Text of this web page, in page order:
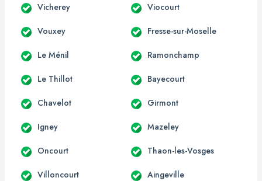
Vicherey Viocourt
Vouxey Fresse-sur-Moselle
Le Ménil Ramonchamp
Le Thillot Bayecourt
Chavelot Girmont
Igney Mazeley
Oncourt Thaon-les-Vosges
Villoncourt Aingeville